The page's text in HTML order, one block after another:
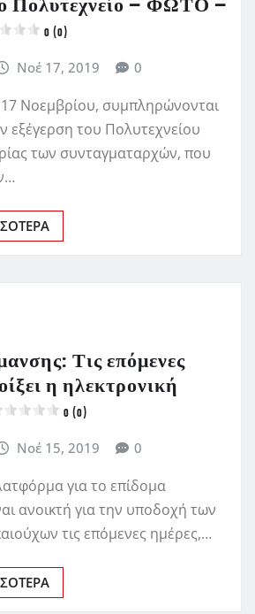
0 (0)
Νοέ 17, 2019 0
Νοεμβρίου, συμπληρώνονται
εξέγερση του Πολυτεχνείου
των συνταγματαρχών, που
Τις επόμενες
η ηλεκτρονική
0 (0)
Νοέ 15, 2019 0
για το επίδομα
ανοικτή για την υποδοχή των
τις επόμενες ημέρες,…